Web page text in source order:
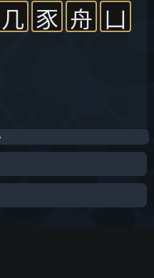
几 豕 舟 凵